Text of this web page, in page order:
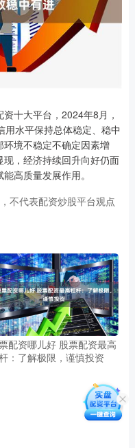
十大平台，2024年8月，
水平保持总体稳定、稳中
境不稳定不确定因素增
，经济持续回升向好仍面
高质量发展作用。
不代表配资炒股平台观点
配资哪儿好 股票配资最高
：了解极限，谨慎投资